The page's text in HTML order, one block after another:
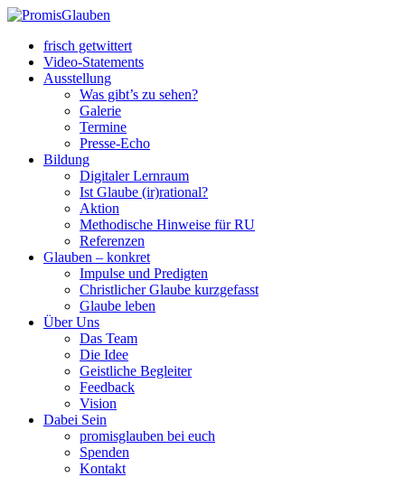
frisch getwittert
Video-Statements
Ausstellung
Was gibt’s zu sehen?
Galerie
Termine
Presse-Echo
Bildung
Digitaler Lernraum
Ist Glaube (ir)rational?
Aktion
Methodische Hinweise für RU
Referenzen
Glauben – konkret
Impulse und Predigten
Christlicher Glaube kurzgefasst
Glaube leben
Über Uns
Das Team
Die Idee
Geistliche Begleiter
Feedback
Vision
Dabei Sein
promisglauben bei euch
Spenden
Kontakt